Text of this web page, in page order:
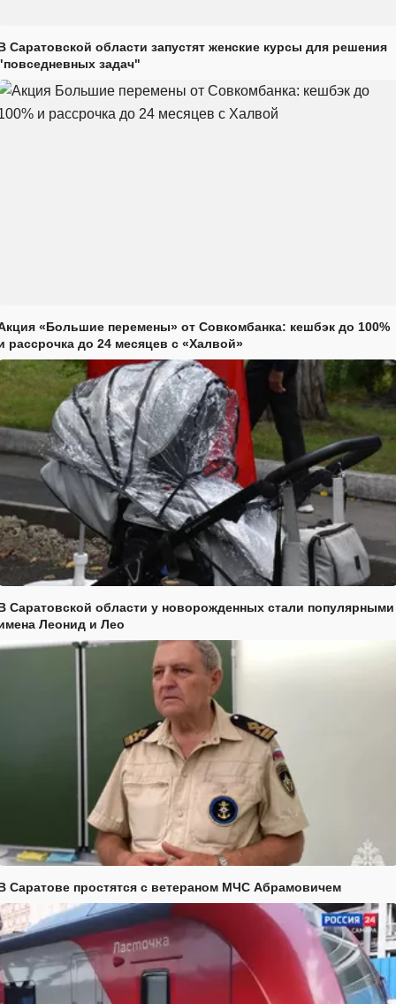
Саратовской области запустят женские курсы для решения
задач"
«Большие перемены» от Совкомбанка: кешбэк до 100%
рассрочка до 24 месяцев с «Халвой»
Саратовской области у новорожденных стали популярными
Леонид и Лео
Саратове простятся с ветераном МЧС Абрамовичем